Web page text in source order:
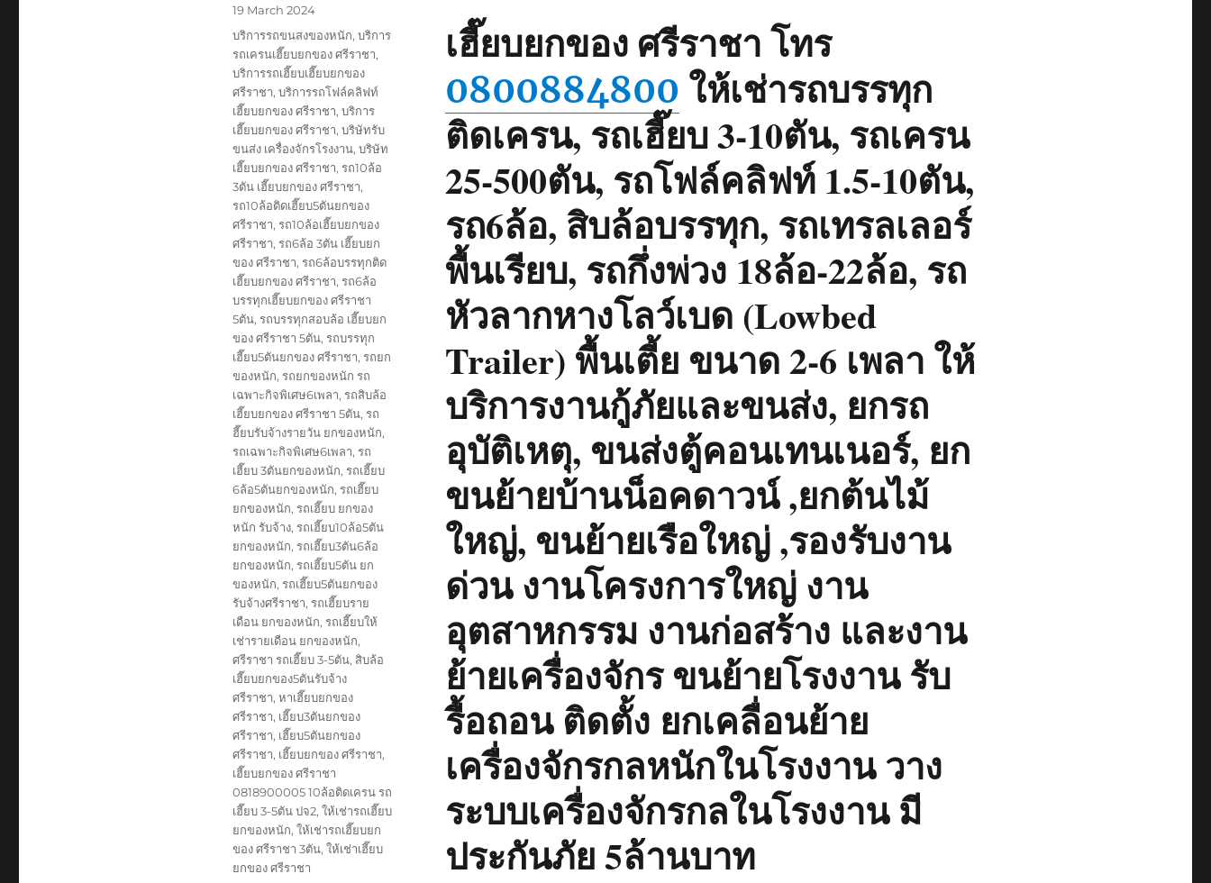
เฮี๊ยบยกของ ศรีราชา โทร
0800884800 ให้เช่ารถบรรทุก
ติดเครน, รถเฮี๊ยบ 3-10ตัน, รถเครน
25-500ตัน, รถโฟล์คลิฟท์ 1.5-10ตัน,
รถ6ล้อ, สิบล้อบรรทุก, รถเทรลเลอร์
พื้นเรียบ, รถกึ่งพ่วง 18ล้อ-22ล้อ, รถ
หัวลากหางโลว์เบด (Lowbed
Trailer) พื้นเตี้ย ขนาด 2-6 เพลา ให้
บริการงานกู้ภัยและขนส่ง, ยกรถ
อุบัติเหตุ, ขนส่งตู้คอนเทนเนอร์, ยก
ขนย้ายบ้านน็อคดาวน์ ,ยกต้นไม้
ใหญ่, ขนย้ายเรือใหญ่ ,รองรับงาน
ด่วน งานโครงการใหญ่ งาน
อุตสาหกรรม งานก่อสร้าง และงาน
ย้ายเครื่องจักร ขนย้ายโรงงาน รับ
รื้อถอน ติดตั้ง ยกเคลื่อนย้าย
เครื่องจักรกลหนักในโรงงาน วาง
ระบบเครื่องจักรกลในโรงงาน มี
ประกันภัย 5ล้านบาท
Posted
on
19 March 2024
Tags
บริการรถขนสงของหนัก, บริการ
รถเครนเฮี๊ยบยกของ ศรีราชา,
บริการรถเฮี๊ยบเฮี๊ยบยกของ
ศรีราชา, บริการรถโฟล์คลิฟท์
เฮี๊ยบยกของ ศรีราชา, บริการ
เฮี๊ยบยกของ ศรีราชา, บริษัทรับ
ขนส่ง เครื่องจักรโรงงาน, บริษัท
เฮี๊ยบยกของ ศรีราชา, รถ10ล้อ
3ตัน เฮี๊ยบยกของ ศรีราชา,
รถ10ล้อติดเฮี๊ยบ5ตันยกของ
ศรีราชา, รถ10ล้อเฮี๊ยบยกของ
ศรีราชา, รถ6ล้อ 3ตัน เฮี๊ยบยก
ของ ศรีราชา, รถ6ล้อบรรทุกติด
เฮี๊ยบยกของ ศรีราชา, รถ6ล้อ
บรรทุกเฮี๊ยบยกของ ศรีราชา
5ตัน, รถบรรทุกสอบล้อ เฮี๊ยบยก
ของ ศรีราชา 5ตัน, รถบรรทุก
เฮี๊ยบ5ตันยกของ ศรีราชา, รถยก
ของหนัก, รถยกของหนัก รถ
เฉพาะกิจพิเศษ6เพลา, รถสิบล้อ
เฮี๊ยบยกของ ศรีราชา 5ตัน, รถ
ฮี๊ยบรับจ้างรายวัน ยกของหนัก,
รถเฉพาะกิจพิเศษ6เพลา, รถ
เฮี๊ยบ 3ตันยกของหนัก, รถเฮี๊ยบ
6ล้อ5ตันยกของหนัก, รถเฮี๊ยบ
ยกของหนัก, รถเฮี๊ยบ ยกของ
หนัก รับจ้าง, รถเฮี๊ยบ10ล้อ5ตัน
ยกของหนัก, รถเฮี๊ยบ3ตัน6ล้อ
ยกของหนัก, รถเฮี๊ยบ5ตัน ยก
ของหนัก, รถเฮี๊ยบ5ตันยกของ
รับจ้างศรีราชา, รถเฮี๊ยบราย
เดือน ยกของหนัก, รถเฮี๊ยบให้
เช่ารายเดือน ยกของหนัก,
ศรีราชา รถเฮี๊ยบ 3-5ตัน, สิบล้อ
เฮี๊ยบยกของ5ตันรับจ้าง
ศรีราชา, หาเฮี๊ยบยกของ
ศรีราชา, เฮี๊ยบ3ตันยกของ
ศรีราชา, เฮี๊ยบ5ตันยกของ
ศรีราชา, เฮี๊ยบยกของ ศรีราชา,
เฮี๊ยบยกของ ศรีราชา
0818900005 10ล้อติดเครน รถ
เฮี๊ยบ 3-5ตัน ปจ2, ให้เช่ารถเฮี๊ยบ
ยกของหนัก, ให้เช่ารถเฮี๊ยบยก
ของ ศรีราชา 3ตัน, ให้เช่าเฮี๊ยบ
ยกของ ศรีราชา